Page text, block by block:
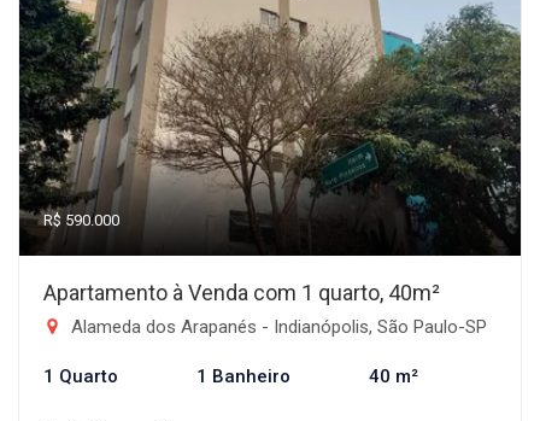
R$ 590.000
Apartamento à Venda com 1 quarto, 40m²
Alameda dos Arapanés - Indianópolis, São Paulo-SP
1 Quarto 1 Banheiro 40 m²